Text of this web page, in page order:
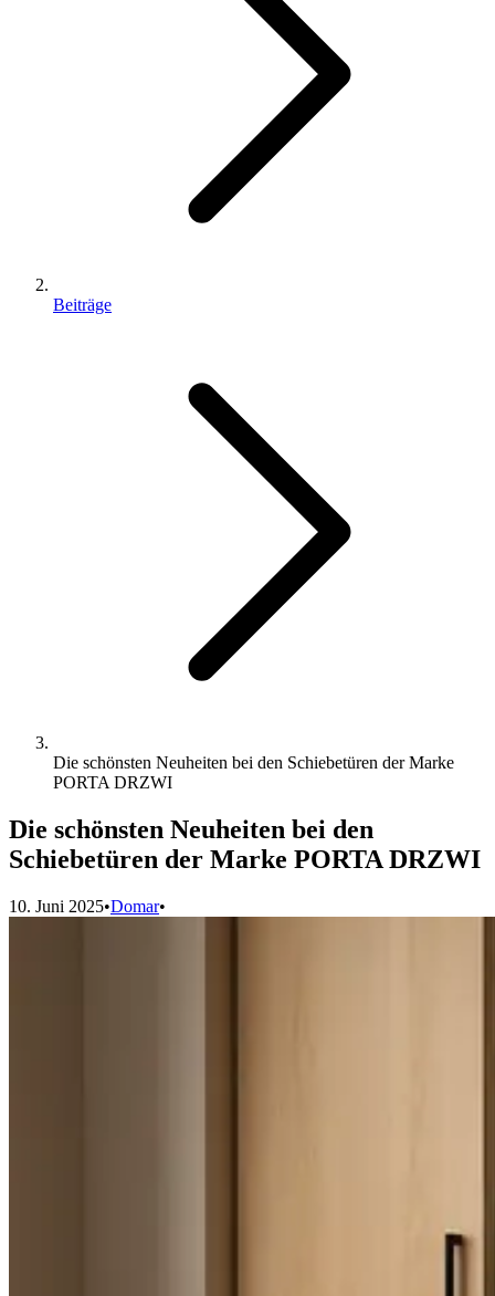
Beiträge
Die schönsten Neuheiten bei den Schiebetüren der Marke
PORTA DRZWI
Die schönsten Neuheiten bei den
Schiebetüren der Marke PORTA DRZWI
10. Juni 2025•Domar•